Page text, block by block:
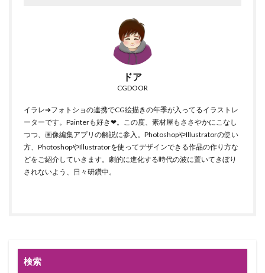
ドア
CGDOOR
イラレ➔フォトショの連携でCG絵描きの年季が入ってるイラストレ
ーターです。Painterも好き❤。この度、素材屋もささやかにこなし
つつ、画像編集アプリの解説に参入。PhotoshopやIllustratorの使い
方、PhotoshopやIllustratorを使ってデザインできる作品の作り方な
どをご紹介していきます。劇的に進化する時代の波に置いてきぼり
されないよう、日々研鑽中。
検索